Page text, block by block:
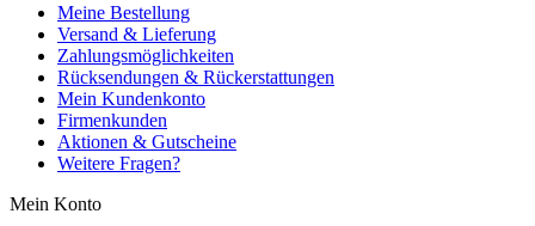
Meine Bestellung
Versand & Lieferung
Zahlungsmöglichkeiten
Rücksendungen & Rückerstattungen
Mein Kundenkonto
Firmenkunden
Aktionen & Gutscheine
Weitere Fragen?
Mein Konto